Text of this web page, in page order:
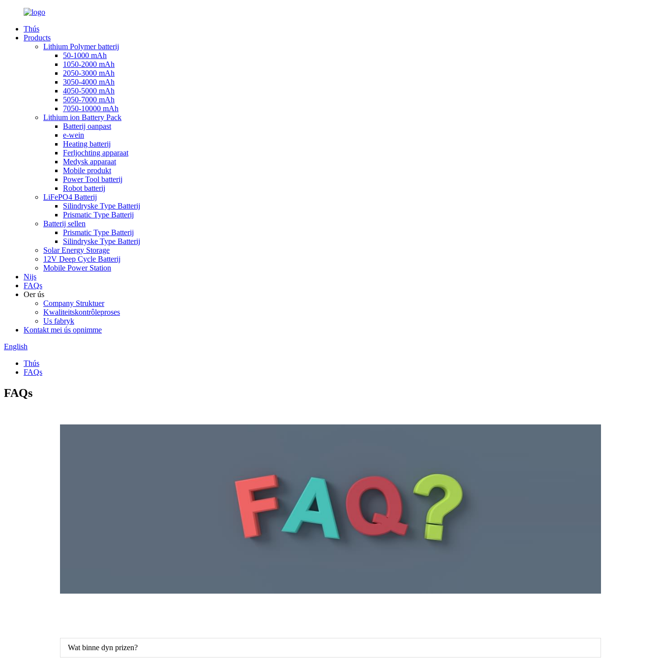
Thús
Products
Lithium Polymer batterij
50-1000 mAh
1050-2000 mAh
2050-3000 mAh
3050-4000 mAh
4050-5000 mAh
5050-7000 mAh
7050-10000 mAh
Lithium ion Battery Pack
Batterij oanpast
e-wein
Heating batterij
Ferljochting apparaat
Medysk apparaat
Mobile produkt
Power Tool batterij
Robot batterij
LiFePO4 Batterij
Silindryske Type Batterij
Prismatic Type Batterij
Batterij sellen
Prismatic Type Batterij
Silindryske Type Batterij
Solar Energy Storage
12V Deep Cycle Batterij
Mobile Power Station
Nijs
FAQs
Oer ús
Company Struktuer
Kwaliteitskontrôleproses
Us fabryk
Kontakt mei ús opnimme
English
Thús
FAQs
FAQs
Wat binne dyn prizen?